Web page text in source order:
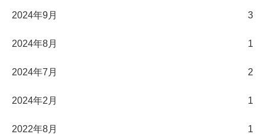
2024年9月 3
2024年8月 1
2024年7月 2
2024年2月 1
2022年8月 1